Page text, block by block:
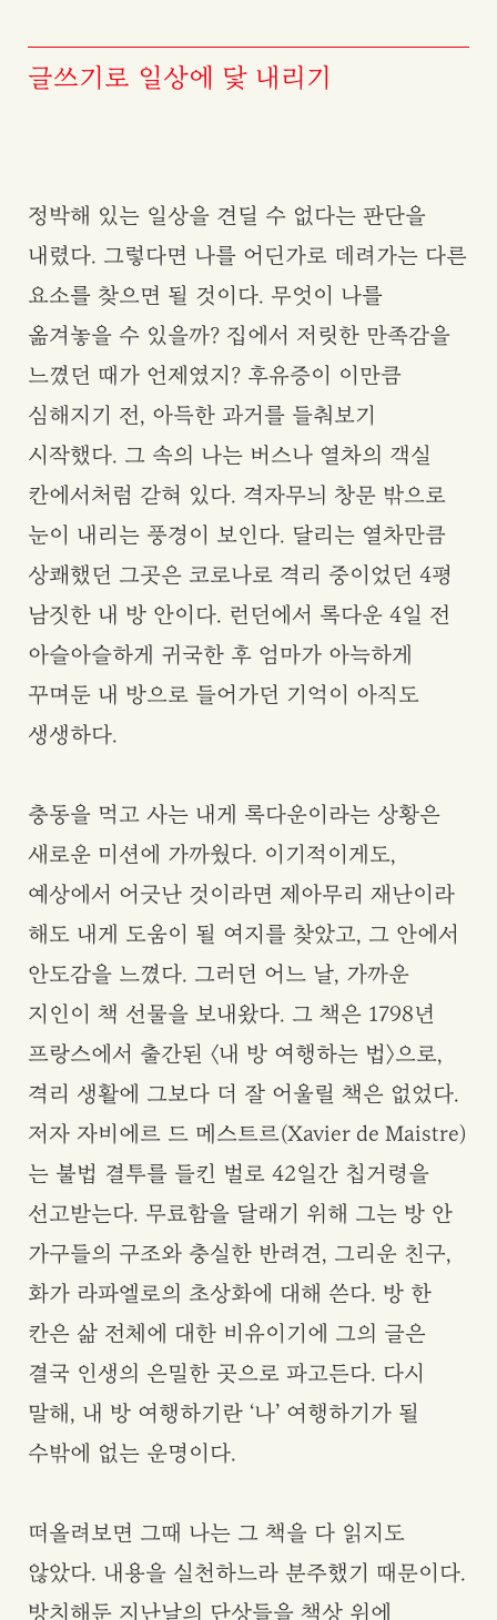
글쓰기로 일상에 닻 내리기
정박해 있는 일상을 견딜 수 없다는 판단을
내렸다. 그렇다면 나를 어딘가로 데려가는 다른
요소를 찾으면 될 것이다. 무엇이 나를
옮겨놓을 수 있을까? 집에서 저릿한 만족감을
느꼈던 때가 언제였지? 후유증이 이만큼
심해지기 전, 아득한 과거를 들춰보기
시작했다. 그 속의 나는 버스나 열차의 객실
칸에서처럼 갇혀 있다. 격자무늬 창문 밖으로
눈이 내리는 풍경이 보인다. 달리는 열차만큼
상쾌했던 그곳은 코로나로 격리 중이었던 4평
남짓한 내 방 안이다. 런던에서 록다운 4일 전
아슬아슬하게 귀국한 후 엄마가 아늑하게
꾸며둔 내 방으로 들어가던 기억이 아직도
생생하다.
충동을 먹고 사는 내게 록다운이라는 상황은
새로운 미션에 가까웠다. 이기적이게도,
예상에서 어긋난 것이라면 제아무리 재난이라
해도 내게 도움이 될 여지를 찾았고, 그 안에서
안도감을 느꼈다. 그러던 어느 날, 가까운
지인이 책 선물을 보내왔다. 그 책은 1798년
프랑스에서 출간된 〈내 방 여행하는 법〉으로,
격리 생활에 그보다 더 잘 어울릴 책은 없었다.
저자 자비에르 드 메스트르(Xavier de Maistre)
는 불법 결투를 들킨 벌로 42일간 칩거령을
선고받는다. 무료함을 달래기 위해 그는 방 안
가구들의 구조와 충실한 반려견, 그리운 친구,
화가 라파엘로의 초상화에 대해 쓴다. 방 한
칸은 삶 전체에 대한 비유이기에 그의 글은
결국 인생의 은밀한 곳으로 파고든다. 다시
말해, 내 방 여행하기란 ‘나’ 여행하기가 될
수밖에 없는 운명이다.
떠올려보면 그때 나는 그 책을 다 읽지도
않았다. 내용을 실천하느라 분주했기 때문이다.
방치해둔 지난날의 단상들을 책상 위에